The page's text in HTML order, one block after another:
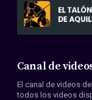
Canal de
El canal de videos
todos los videos